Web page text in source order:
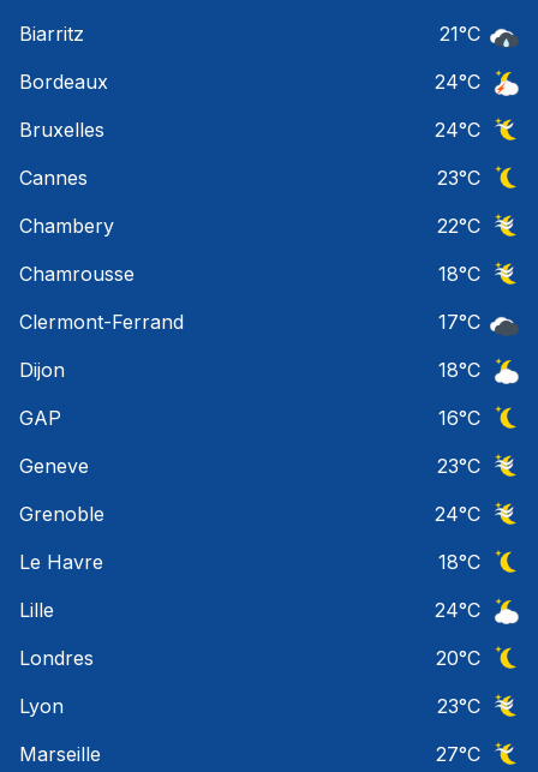
Biarritz
21°C
Bordeaux
24°C
Bruxelles
24°C
Cannes
23°C
Chambery
22°C
Chamrousse
18°C
Clermont-Ferrand
17°C
Dijon
18°C
GAP
16°C
Geneve
23°C
Grenoble
24°C
Le Havre
18°C
Lille
24°C
Londres
20°C
Lyon
23°C
Marseille
27°C